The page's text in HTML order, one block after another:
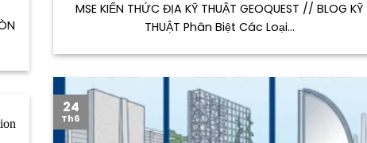
MSE KIẾN THỨC ĐỊA KỸ THUẬT GEOQUEST // BLOG KỸ
THUẬT Phân Biệt Các Loại...
24
Th6